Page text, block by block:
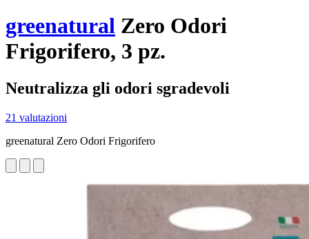
greenatural Zero Odori
Frigorifero, 3 pz.
Neutralizza gli odori sgradevoli
21 valutazioni
greenatural Zero Odori Frigorifero